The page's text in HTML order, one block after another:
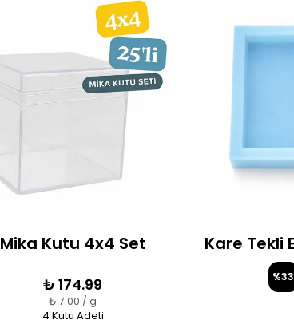
Mika Kutu 4x4 Set
₺ 174.99
₺ 7.00 / g
4 Kutu Adeti
%33